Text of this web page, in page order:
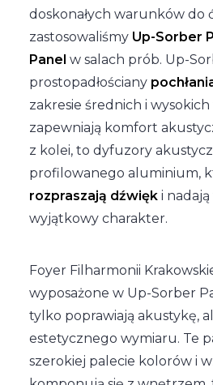
doskonałych warunków do
zastosowaliśmy Up-Sorber
Panel w salach prób. Up-
prostopadłościany
zakresie średnich i
zapewniają komfort
z kolei, to dyfuzory
profilowanego aluminium,
rozpraszają dźwięk i
wyjątkowy charakter.
Foyer Filharmonii
wyposażone w Up-Sorber
tylko poprawiają akustykę,
estetycznego wymiaru. Te
szerokiej palecie kolorów i